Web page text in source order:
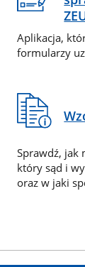
Aplikacja,
formularzy
Sprawdź, jak
który sąd i
oraz w jaki